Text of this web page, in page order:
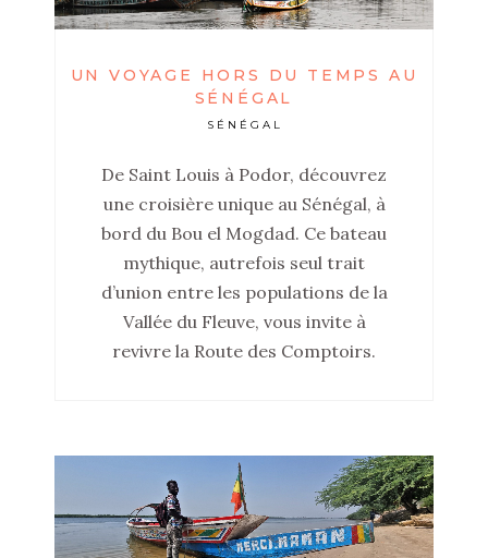
UN VOYAGE HORS DU TEMPS AU
SÉNÉGAL
SÉNÉGAL
De Saint Louis à Podor, découvrez
une croisière unique au Sénégal, à
bord du Bou el Mogdad. Ce bateau
mythique, autrefois seul trait
d’union entre les populations de la
Vallée du Fleuve, vous invite à
revivre la Route des Comptoirs.